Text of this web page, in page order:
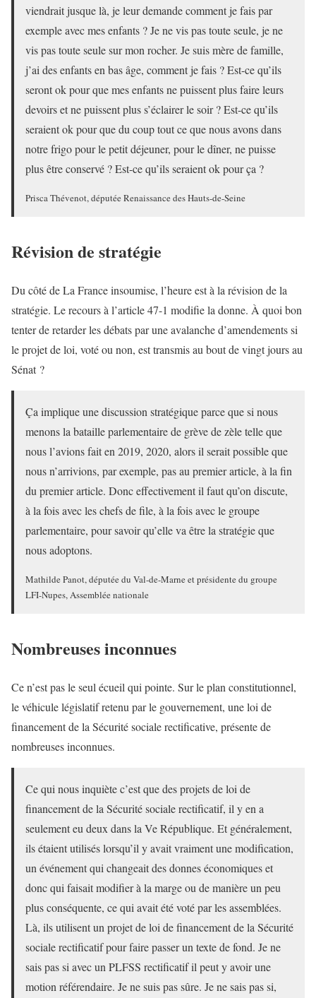
viendrait jusque là, je leur demande comment je fais par
exemple avec mes enfants ? Je ne vis pas toute seule, je ne
vis pas toute seule sur mon rocher. Je suis mère de famille,
j’ai des enfants en bas âge, comment je fais ? Est-ce qu’ils
seront ok pour que mes enfants ne puissent plus faire leurs
devoirs et ne puissent plus s’éclairer le soir ? Est-ce qu’ils
seraient ok pour que du coup tout ce que nous avons dans
notre frigo pour le petit déjeuner, pour le dîner, ne puisse
plus être conservé ? Est-ce qu’ils seraient ok pour ça ?
Prisca Thévenot, députée Renaissance des Hauts-de-Seine
Révision de stratégie
Du côté de La France insoumise, l’heure est à la révision de la
stratégie. Le recours à l’article 47-1 modifie la donne. À quoi bon
tenter de retarder les débats par une avalanche d’amendements si
le projet de loi, voté ou non, est transmis au bout de vingt jours au
Sénat ?
Ça implique une discussion stratégique parce que si nous
menons la bataille parlementaire de grève de zèle telle que
nous l’avions fait en 2019, 2020, alors il serait possible que
nous n’arrivions, par exemple, pas au premier article, à la fin
du premier article. Donc effectivement il faut qu’on discute,
à la fois avec les chefs de file, à la fois avec le groupe
parlementaire, pour savoir qu’elle va être la stratégie que
nous adoptons.
Mathilde Panot, députée du Val-de-Marne et présidente du groupe
LFI-Nupes, Assemblée nationale
Nombreuses inconnues
Ce n’est pas le seul écueil qui pointe. Sur le plan constitutionnel,
le véhicule législatif retenu par le gouvernement, une loi de
financement de la Sécurité sociale rectificative, présente de
nombreuses inconnues.
Ce qui nous inquiète c’est que des projets de loi de
financement de la Sécurité sociale rectificatif, il y en a
seulement eu deux dans la Ve République. Et généralement,
ils étaient utilisés lorsqu’il y avait vraiment une modification,
un événement qui changeait des donnes économiques et
donc qui faisait modifier à la marge ou de manière un peu
plus conséquente, ce qui avait été voté par les assemblées.
Là, ils utilisent un projet de loi de financement de la Sécurité
sociale rectificatif pour faire passer un texte de fond. Je ne
sais pas si avec un PLFSS rectificatif il peut y avoir une
motion référendaire. Je ne suis pas sûre. Je ne sais pas si,